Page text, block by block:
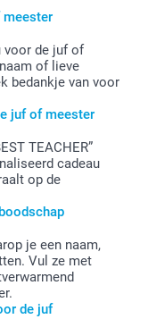
meester
voor de juf of
of lieve
bedankje van voor
juf of meester
TEACHER”
cadeau
op de
je een naam,
Vul ze met
de juf